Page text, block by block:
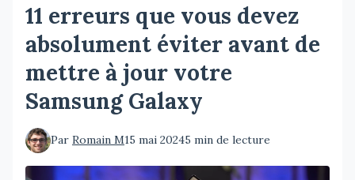
11 erreurs que vous devez
absolument éviter avant de
mettre à jour votre
Samsung Galaxy
Par Romain M15 mai 20245 min de lecture